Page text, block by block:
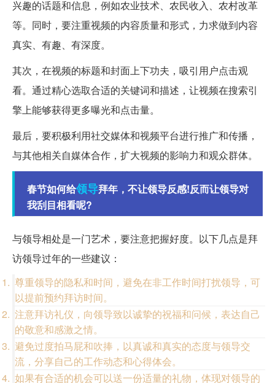
兴趣的话题和信息，例如农业技术、农民收入、农村改革
等。同时，要注重视频的内容质量和形式，力求做到内容
真实、有趣、有深度。
其次，在视频的标题和封面上下功夫，吸引用户点击观
看。通过精心选取合适的关键词和描述，让视频在搜索引
擎上能够获得更多曝光和点击量。
最后，要积极利用社交媒体和视频平台进行推广和传播，
与其他相关自媒体合作，扩大视频的影响力和观众群体。
春节如何给领导拜年，不让领导反感!反而让领导对
我刮目相看呢?
与领导相处是一门艺术，要注意把握好度。以下几点是拜
访领导过年的一些建议：
尊重领导的隐私和时间，避免在非工作时间打扰领导，可
以提前预约拜访时间。
注意拜访礼仪，向领导致以诚挚的祝福和问候，表达自己
的敬意和感激之情。
避免过度拍马屁和吹捧，以真诚和真实的态度与领导交
流，分享自己的工作动态和心得体会。
如果有合适的机会可以送一份适量的礼物，体现对领导的